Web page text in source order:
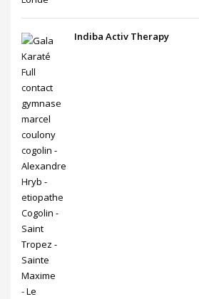
Indiba Activ Therapy